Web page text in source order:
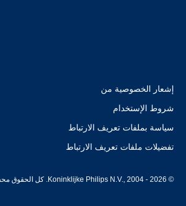
إشعار الخصوصية من
شروط الإستخدام
سياسة بملفات تعريف الارتباط
تفضيلات ملفات تعريف الارتباط
© Koninklijke Philips N.V., 2004 - 2026. كل الحقوق محفوظة.